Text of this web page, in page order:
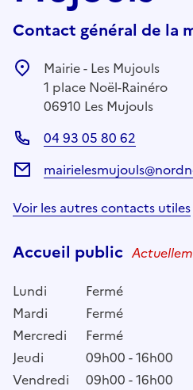
Contact général de la
Mairie - Les Mujouls
1 place Noël-Rainéro
06910 Les Mujouls
04 93 05 80 62
Voir les autres contacts utiles
Accueil public
Lundi
Fermé
Mardi
Fermé
Mercredi
Fermé
Jeudi
09h00 - 16h00
Vendredi
09h00 - 16h00